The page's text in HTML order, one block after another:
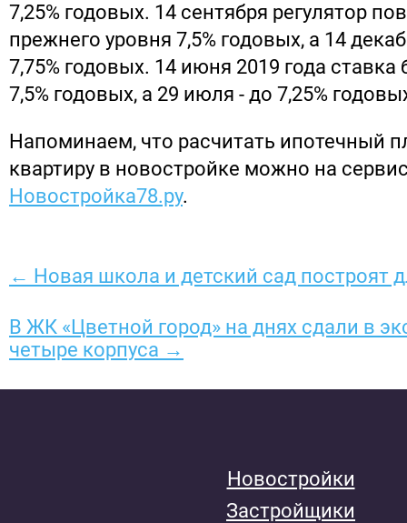
7,25% годовых. 14 сентября регулятор
прежнего уровня 7,5% годовых, а 14
7,75% годовых. 14 июня 2019 года
7,5% годовых, а 29 июля - до 7,25%
Напоминаем, что расчитать ипотечный
квартиру в новостройке можно на
Новостройка78.ру.
← Новая школа и детский сад построят
В ЖК «Цветной город» на днях сдали в
четыре корпуса →
Новостройки
Застройщики